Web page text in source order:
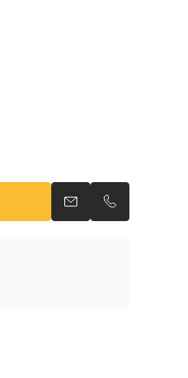
Envia um e-mail
Telefonar